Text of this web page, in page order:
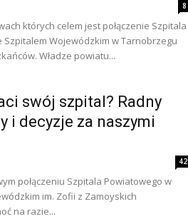
8
których celem jest połączenie Szpitala
Szpitalem Wojewódzkim w Tarnobrzegu
Władze powiatu...
swój szpital? Radny
i decyzje za naszymi
42
połączeniu Szpitala Powiatowego w
im. Zofii z Zamoyskich
na razie...